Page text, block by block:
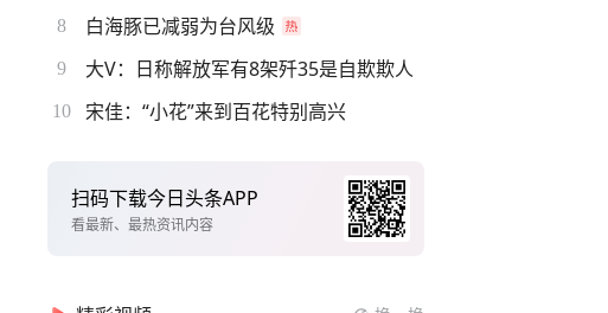
8 白海豚已减弱为台风级
9 大V：日称解放军有8架歼35是自欺欺人
10 宋佳：“小花”来到百花特别高兴
扫码下载今日头条APP
看最新、最热资讯内容